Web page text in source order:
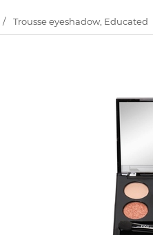
Trousse eyeshadow, Educated